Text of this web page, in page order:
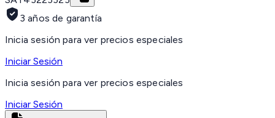
3 años de garantía
Inicia sesión para ver precios especiales
Iniciar Sesión
Inicia sesión para ver precios especiales
Iniciar Sesión